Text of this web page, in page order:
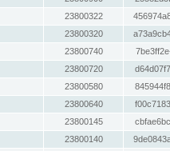
23800322
23800320
23800740
23800720
23800580
23800640
23800145
23800140